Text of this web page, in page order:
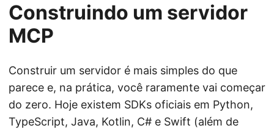
Construindo um servidor
MCP
Construir um servidor é mais simples do que
parece e, na prática, você raramente vai começar
do zero. Hoje existem SDKs oficiais em Python,
TypeScript, Java, Kotlin, C# e Swift (além de